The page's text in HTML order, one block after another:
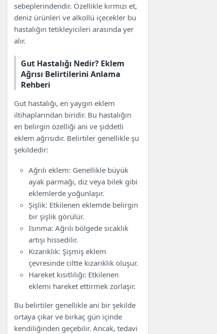
sebeplerindendir. Özellikle kırmızı et,
deniz ürünleri ve alkollü içecekler bu
hastalığın tetikleyicileri arasında yer
alır.
Gut Hastalığı Nedir? Eklem
Ağrısı Belirtilerini Anlama
Rehberi
Gut hastalığı, en yaygın eklem
iltihaplarından biridir. Bu hastalığın
en belirgin özelliği ani ve şiddetli
eklem ağrısıdır. Belirtiler genellikle şu
şekildedir:
Ağrılı eklem: Genellikle büyük
ayak parmağı, diz veya bilek gibi
eklemlerde yoğunlaşır.
Şişlik: Etkilenen eklemde belirgin
bir şişlik görülür.
Isınma: Ağrılı bölgede sıcaklık
artışı hissedilir.
Kızarıklık: Şişmiş eklem
çevresinde ciltte kızarıklık oluşur.
Hareket kısıtlılığı: Etkilenen
eklemi hareket ettirmek zorlaşır.
Bu belirtiler genellikle ani bir şekilde
ortaya çıkar ve birkaç gün içinde
kendiliğinden geçebilir. Ancak, tedavi